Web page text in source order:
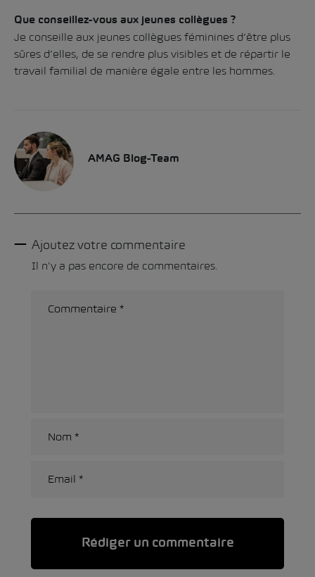
Que conseillez-vous aux jeunes collègues ?
Je conseille aux jeunes collègues féminines d’être plus
sûres d’elles, de se rendre plus visibles et de répartir le
travail familial de manière égale entre les hommes.
AMAG Blog-Team
Ajoutez votre commentaire
Il n'y a pas encore de commentaires.